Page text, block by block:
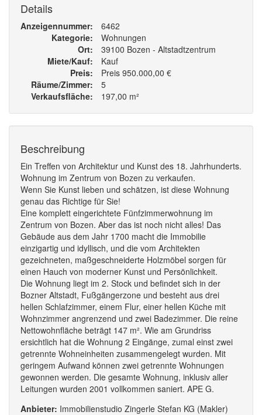
Details
Anzeigennummer
6462
Kategorie
Wohnungen
Ort
39100 Bozen - Altstadtzentrum
Miete/Kauf
Kauf
Preis
Preis 950.000,00 €
Räume/Zimmer
5
Verkaufsfläche
197,00 m²
Beschreibung
Ein Treffen von Architektur und Kunst des 18. Jahrhunderts.
Wohnung im Zentrum von Bozen zu verkaufen.
Wenn Sie Kunst lieben und schätzen, ist diese Wohnung
genau das Richtige für Sie!
Eine komplett eingerichtete Fünfzimmerwohnung im
Zentrum von Bozen. Aber das ist noch nicht alles! Das
Gebäude aus dem Jahr 1700 macht die Immobilie
einzigartig und idyllisch, und die vom Architekten
gezeichneten, maßgeschneiderte Holzmöbel sorgen für
einen Hauch von moderner Kunst und Persönlichkeit.
Die Wohnung liegt im 2. Stock und befindet sich in der
Bozner Altstadt, Fußgängerzone und besteht aus drei
hellen Schlafzimmer, einem Flur, einer hellen Küche mit
Wohnzimmer angrenzend und zwei Badezimmer. Die reine
Nettowohnfläche beträgt 147 m². Wie am Grundriss
ersichtlich hat die Wohnung 2 Eingänge, zumal einst zwei
getrennte Wohneinheiten zusammengelegt wurden. Mit
geringem Aufwand können zwei getrennte Wohnungen
gewonnen werden. Die gesamte Wohnung, inklusiv aller
Leitungen wurden 2001 vollkommen saniert. APE G.
Anbieter: Immobilienstudio Zingerle Stefan KG (Makler)